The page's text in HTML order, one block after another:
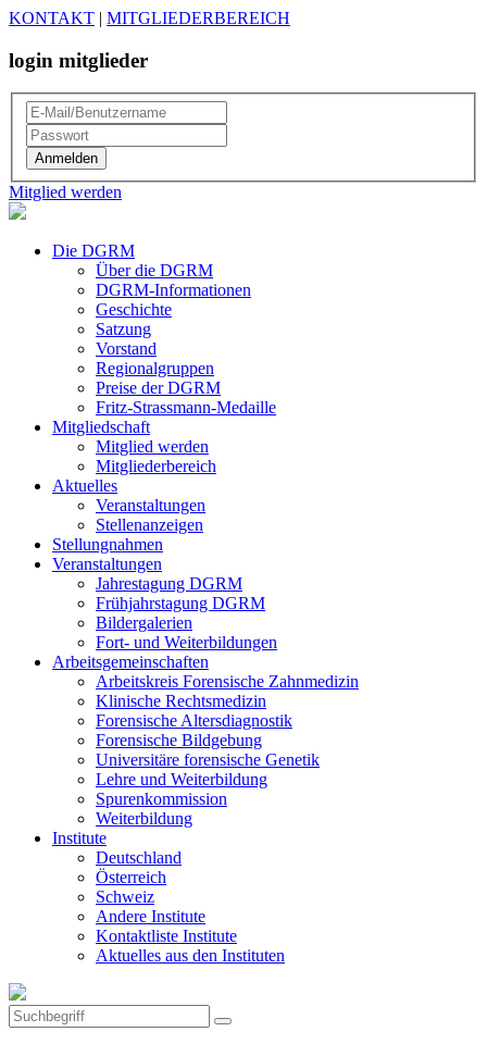
KONTAKT | MITGLIEDERBEREICH
login mitglieder
Mitglied werden
Die DGRM
Über die DGRM
DGRM-Informationen
Geschichte
Satzung
Vorstand
Regionalgruppen
Preise der DGRM
Fritz-Strassmann-Medaille
Mitgliedschaft
Mitglied werden
Mitgliederbereich
Aktuelles
Veranstaltungen
Stellenanzeigen
Stellungnahmen
Veranstaltungen
Jahrestagung DGRM
Frühjahrstagung DGRM
Bildergalerien
Fort- und Weiterbildungen
Arbeitsgemeinschaften
Arbeitskreis Forensische Zahnmedizin
Klinische Rechtsmedizin
Forensische Altersdiagnostik
Forensische Bildgebung
Universitäre forensische Genetik
Lehre und Weiterbildung
Spurenkommission
Weiterbildung
Institute
Deutschland
Österreich
Schweiz
Andere Institute
Kontaktliste Institute
Aktuelles aus den Instituten